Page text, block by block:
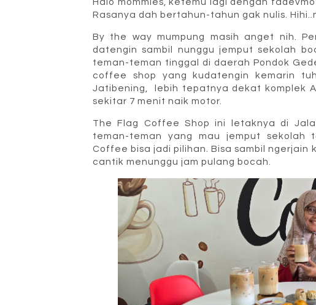
Rasanya dah bertahun-tahun gak nulis.
By the way mumpung masih anget nih.
datengin sambil nunggu jemput sekolah
teman-teman tinggal di daerah Pondok
coffee shop yang kudatengin kemarin
Jatibening, lebih tepatnya dekat komplek
sekitar 7 menit naik motor.
The Flag Coffee Shop ini letaknya di
teman-teman yang mau jemput sekolah
Coffee bisa jadi pilihan. Bisa sambil
cantik menunggu jam pulang bocah.